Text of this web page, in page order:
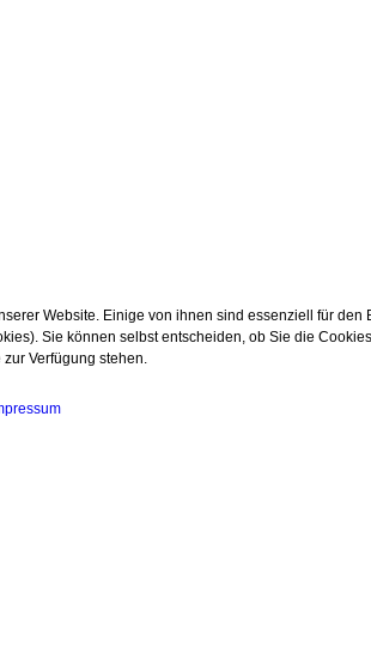
Website. Einige von ihnen sind essenziell für
Sie können selbst entscheiden, ob Sie die
Verfügung stehen.